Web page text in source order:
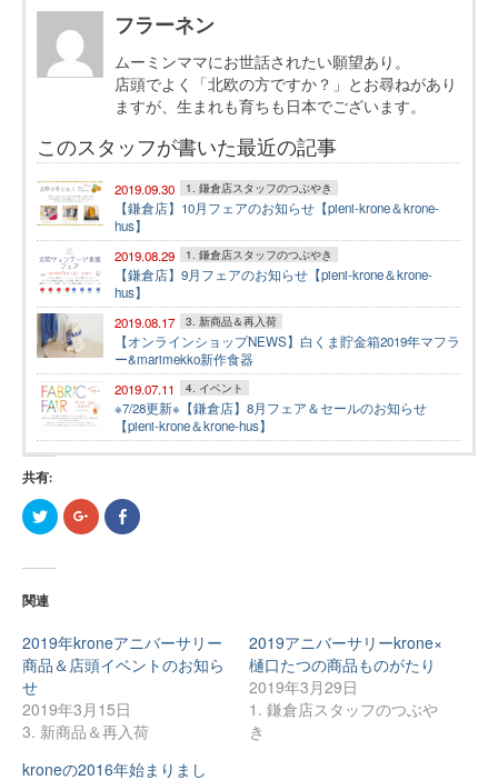
フラーネン
ムーミンママにお世話されたい願望あり。
店頭でよく「北欧の方ですか？」とお尋ねがあり
ますが、生まれも育ちも日本でございます。
このスタッフが書いた最近の記事
2019.09.30 1. 鎌倉店スタッフのつぶやき
【鎌倉店】10月フェアのお知らせ【pieni-krone＆krone-
hus】
2019.08.29
1. 鎌倉店スタッフのつぶやき
【鎌倉店】9月フェアのお知らせ【pieni-krone＆krone-
hus】
2019.08.17
3. 新商品＆再入荷
【オンラインショップNEWS】白くま貯金箱2019年マフラ
ー&marimekko新作食器
2019.07.11
4. イベント
※7/28更新※【鎌倉店】8月フェア＆セールのお知らせ
【pieni-krone＆krone-hus】
共有:
ク
リ
し
有
(新
し
い
ィ
ン
ド
ウ
開
ク
リ
(新
し
い
ィ
ン
ド
ウ
開
Facebook
で
ッ
ク
し
さ
い
し
関連
2019年kroneアニバーサリー
商品＆店頭イベントのお知ら
せ
2019年3月15日
3. 新商品＆再入荷
2019アニバーサリーkrone×
樋口たつの商品ものがたり
2019年3月29日
1. 鎌倉店スタッフのつぶや
き
kroneの2016年始まりまし